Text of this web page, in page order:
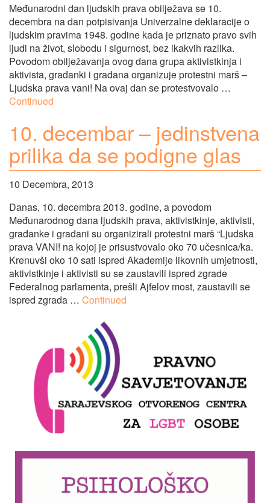
Međunarodni dan ljudskih prava obilježava se 10.
decembra na dan potpisivanja Univerzalne deklaracije o
ljudskim pravima 1948. godine kada je priznato pravo svih
ljudi na život, slobodu i sigurnost, bez ikakvih razlika.
Povodom obilježavanja ovog dana grupa aktivistkinja i
aktivista, građanki i građana organizuje protestni marš –
Ljudska prava vani! Na ovaj dan se protestvovalo …
Continued
10. decembar – jedinstvena
prilika da se podigne glas
10 Decembra, 2013
Danas, 10. decembra 2013. godine, a povodom
Međunarodnog dana ljudskih prava, aktivistkinje, aktivisti,
građanke i građani su organizirali protestni marš “Ljudska
prava VANI! na kojoj je prisustvovalo oko 70 učesnica/ka.
Krenuvši oko 10 sati ispred Akademije likovnih umjetnosti,
aktivistkinje i aktivisti su se zaustavili ispred zgrade
Federalnog parlamenta, prešli Ajfelov most, zaustavili se
ispred zgrada … Continued